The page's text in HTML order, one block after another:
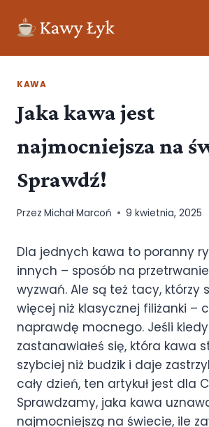
KAWA
Jaka kawa jest
najmocniejsza na
Sprawdź!
Przez Michał Marcoń 9 kwietnia, 2025
Dla jednych kawa to poranny
innych – sposób na
wyzwań. Ale są też tacy, którzy
więcej niż klasycznej filiżanki –
naprawdę mocnego. Jeśli
zastanawiałeś się, która kawa
szybciej niż budzik i daje
cały dzień, ten artykuł jest dla
Sprawdzamy, jaka kawa
najmocniejszą na świecie, ile